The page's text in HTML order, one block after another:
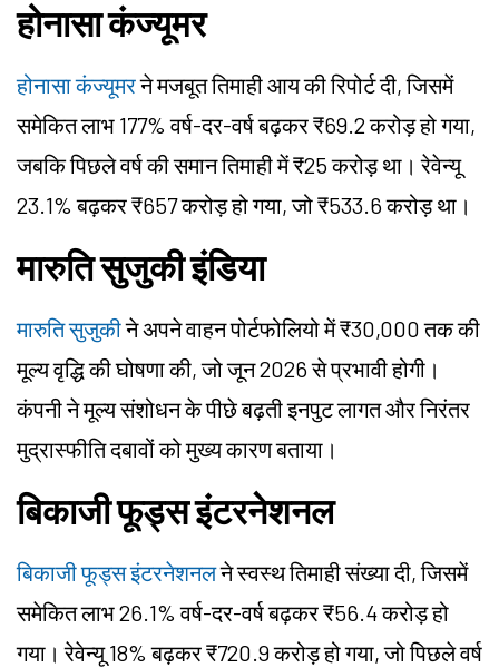
होनासा कंज्यूमर
होनासा कंज्यूमरने मजबूत तिमाही आय की रिपोर्ट दी, जिसमें
समेकित लाभ 177% वर्ष-दर-वर्ष बढ़कर ₹69.2 करोड़ हो गया,
जबकि पिछले वर्ष की समान तिमाही में ₹25 करोड़ था। रेवेन्यू
23.1% बढ़कर ₹657 करोड़ हो गया, जो ₹533.6 करोड़ था।
मारुति सुजुकी इंडिया
मारुति सुजुकीने अपने वाहन पोर्टफोलियो में ₹30,000 तक की
मूल्य वृद्धि की घोषणा की, जो जून 2026 से प्रभावी होगी।
कंपनी ने मूल्य संशोधन के पीछे बढ़ती इनपुट लागत और निरंतर
मुद्रास्फीति दबावों को मुख्य कारण बताया।
बिकाजी फूड्स इंटरनेशनल
बिकाजी फूड्स इंटरनेशनलने स्वस्थ तिमाही संख्या दी, जिसमें
समेकित लाभ 26.1% वर्ष-दर-वर्ष बढ़कर ₹56.4 करोड़ हो
गया। रेवेन्यू 18% बढ़कर ₹720.9 करोड़ हो गया, जो पिछले वर्ष